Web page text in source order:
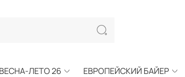
ВЕСНА-ЛЕТО 26 ЕВРОПЕЙСКИЙ БАЙЕР